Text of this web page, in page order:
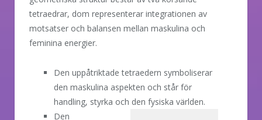
tetraedrar, dom representerar integrationen av
motsatser och balansen mellan maskulina och
feminina energier.
Den uppåtriktade tetraedern symboliserar
den maskulina aspekten och står för
handling, styrka och den fysiska världen.
Den